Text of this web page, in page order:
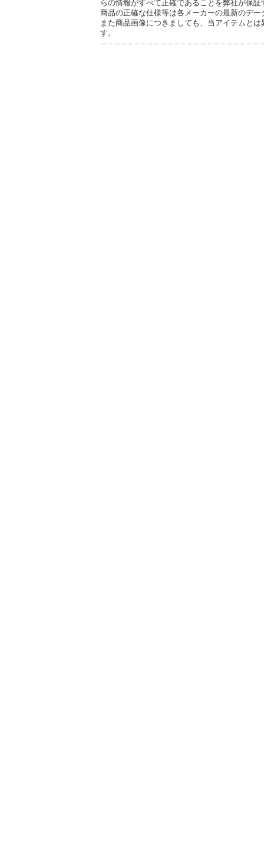
らの情報がすべて正確であることを弊社が保
商品の正確な仕様等は各メーカーの最新のデ
また商品画像につきましても、当アイテムと
す。